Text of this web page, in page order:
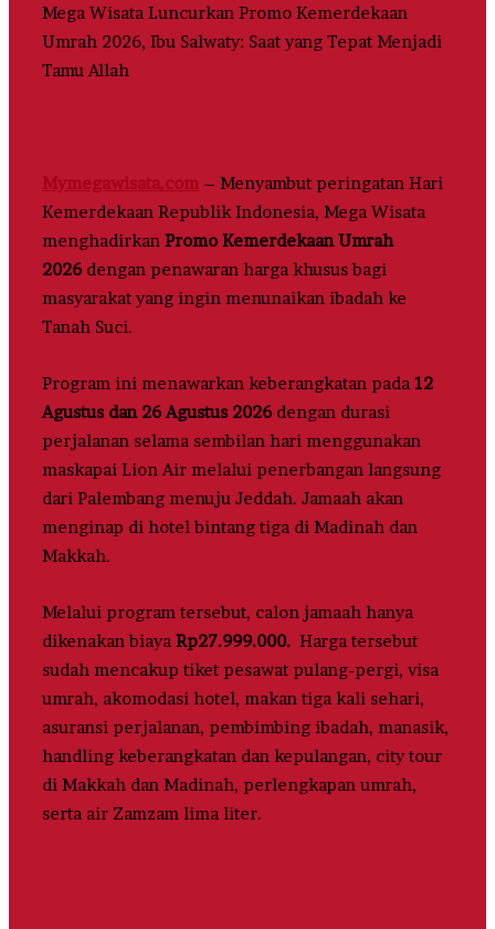
Mega Wisata Luncurkan Promo Kemerdekaan
Umrah 2026, Ibu Salwaty: Saat yang Tepat Menjadi
Tamu Allah
Mymegawisata.com – Menyambut peringatan Hari
Kemerdekaan Republik Indonesia, Mega Wisata
menghadirkan Promo Kemerdekaan Umrah
2026 dengan penawaran harga khusus bagi
masyarakat yang ingin menunaikan ibadah ke
Tanah Suci.
Program ini menawarkan keberangkatan pada 12
Agustus dan 26 Agustus 2026 dengan durasi
perjalanan selama sembilan hari menggunakan
maskapai Lion Air melalui penerbangan langsung
dari Palembang menuju Jeddah. Jamaah akan
menginap di hotel bintang tiga di Madinah dan
Makkah.
Melalui program tersebut, calon jamaah hanya
dikenakan biaya Rp27.999.000. Harga tersebut
sudah mencakup tiket pesawat pulang-pergi, visa
umrah, akomodasi hotel, makan tiga kali sehari,
asuransi perjalanan, pembimbing ibadah, manasik,
handling keberangkatan dan kepulangan, city tour
di Makkah dan Madinah, perlengkapan umrah,
serta air Zamzam lima liter.